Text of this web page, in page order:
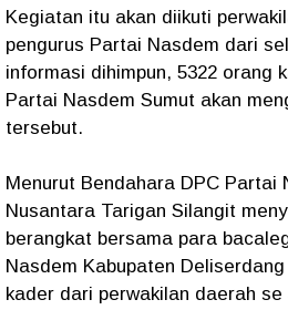
Kegiatan itu akan diikuti
pengurus Partai Nasdem dari
informasi dihimpun, 5322 orang
Partai Nasdem Sumut akan
tersebut.
Menurut Bendahara DPC Partai
Nusantara Tarigan Silangit
berangkat bersama para
Nasdem Kabupaten
kader dari perwakilan daerah